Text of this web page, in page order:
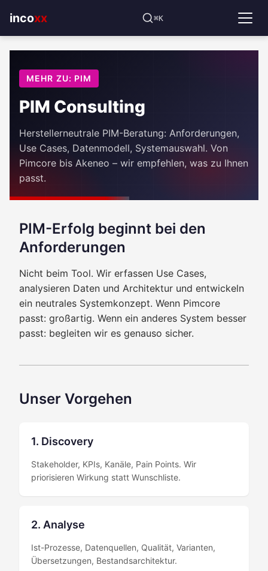
incoxx
⌘K
MEHR ZU: PIM
PIM Consulting
Herstellerneutrale PIM-Beratung: Anforderungen,
Use Cases, Datenmodell, Systemauswahl. Von
Pimcore bis Akeneo – wir empfehlen, was zu Ihnen
passt.
PIM-Erfolg beginnt bei den
Anforderungen
Nicht beim Tool. Wir erfassen Use Cases,
analysieren Daten und Architektur und entwickeln
ein neutrales Systemkonzept. Wenn Pimcore
passt: großartig. Wenn ein anderes System besser
passt: begleiten wir es genauso sicher.
Unser Vorgehen
1. Discovery
Stakeholder, KPIs, Kanäle, Pain Points. Wir
priorisieren Wirkung statt Wunschliste.
2. Analyse
Ist-Prozesse, Datenquellen, Qualität, Varianten,
Übersetzungen, Bestandsarchitektur.